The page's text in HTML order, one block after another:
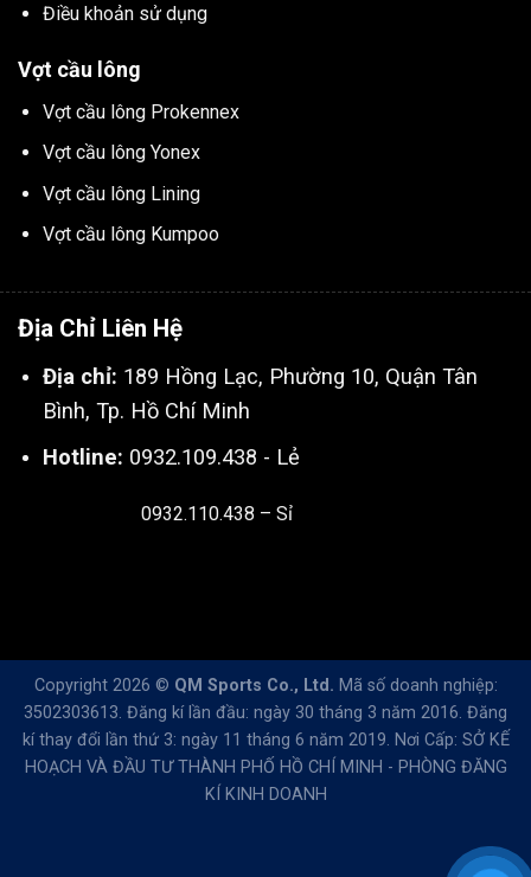
Điều khoản sử dụng
Vợt cầu lông
Vợt cầu lông Prokennex
Vợt cầu lông Yonex
Vợt cầu lông Lining
Vợt cầu lông Kumpoo
Địa Chỉ Liên Hệ
Địa chỉ: 189 Hồng Lạc, Phường 10, Quận Tân
Bình, Tp. Hồ Chí Minh
Hotline: 0932.109.438 - Lẻ
0932.110.438 – Sỉ
Copyright 2026 © QM Sports Co., Ltd. Mã số doanh nghiệp:
3502303613. Đăng kí lần đầu: ngày 30 tháng 3 năm 2016. Đăng
kí thay đổi lần thứ 3: ngày 11 tháng 6 năm 2019. Nơi Cấp: SỞ KẾ
HOẠCH VÀ ĐẦU TƯ THÀNH PHỐ HỒ CHÍ MINH - PHÒNG ĐĂNG
KÍ KINH DOANH